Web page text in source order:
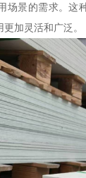
场景的需求。这
加灵活和广泛。